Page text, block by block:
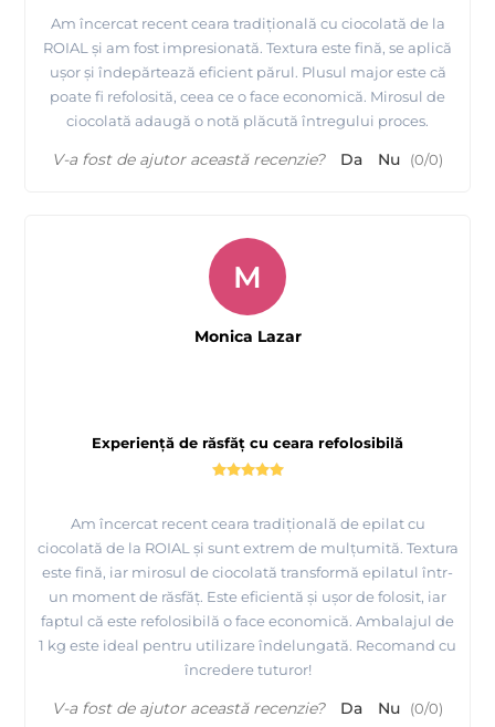
Am încercat recent ceara tradițională cu ciocolată de la
ROIAL și am fost impresionată. Textura este fină, se aplică
ușor și îndepărtează eficient părul. Plusul major este că
poate fi refolosită, ceea ce o face economică. Mirosul de
ciocolată adaugă o notă plăcută întregului proces.
V-a fost de ajutor această recenzie? Da Nu (0/0)
Experiență de răsfăț cu ceara refolosibilă
Am încercat recent ceara tradițională de epilat cu
ciocolată de la ROIAL și sunt extrem de mulțumită. Textura
este fină, iar mirosul de ciocolată transformă epilatul într-
un moment de răsfăț. Este eficientă și ușor de folosit, iar
faptul că este refolosibilă o face economică. Ambalajul de
1 kg este ideal pentru utilizare îndelungată. Recomand cu
încredere tuturor!
M
Monica Lazar
V-a fost de ajutor această recenzie? Da Nu (0/0)